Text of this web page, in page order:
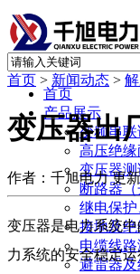
首页
产品展示
变频串
高压绝
变压器
断路器
继电保
接地及
电缆线
避雷器
首页 > 新闻动态 >
变压器出
作者：千旭电力 更
变压器是电力系统
力系统的安全稳定